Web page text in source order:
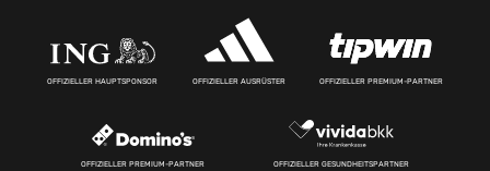
OFFIZIELLER HAUPTSPONSOR OFFIZIELLER AUSRÜSTER OFFIZIELLER PREMIUM-PARTNER
OFFIZIELLER PREMIUM-PARTNER OFFIZIELLER GESUNDHEITSPARTNER